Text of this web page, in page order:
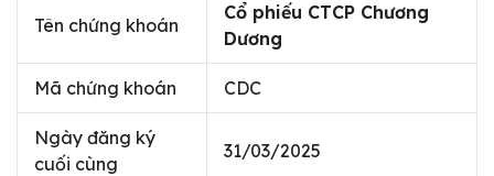
Tên chứng khoán
Cổ phiếu CTCP Chương
Dương
Mã chứng khoán CDC
Ngày đăng ký
cuối cùng
31/03/2025